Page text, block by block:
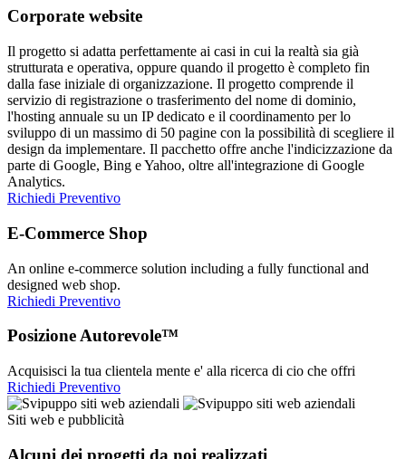
Corporate website
Il progetto si adatta perfettamente ai casi in cui la realtà sia già
strutturata e operativa, oppure quando il progetto è completo fin
dalla fase iniziale di organizzazione. Il progetto comprende il
servizio di registrazione o trasferimento del nome di dominio,
l'hosting annuale su un IP dedicato e il coordinamento per lo
sviluppo di un massimo di 50 pagine con la possibilità di scegliere il
design da implementare. Il pacchetto offre anche l'indicizzazione da
parte di Google, Bing e Yahoo, oltre all'integrazione di Google
Analytics.
Richiedi Preventivo
E-Commerce Shop
An online e-commerce solution including a fully functional and
designed web shop.
Richiedi Preventivo
Posizione Autorevole™
Acquisisci la tua clientela mente e' alla ricerca di cio che offri
Richiedi Preventivo
Siti web e pubblicità
Alcuni dei progetti da noi realizzati